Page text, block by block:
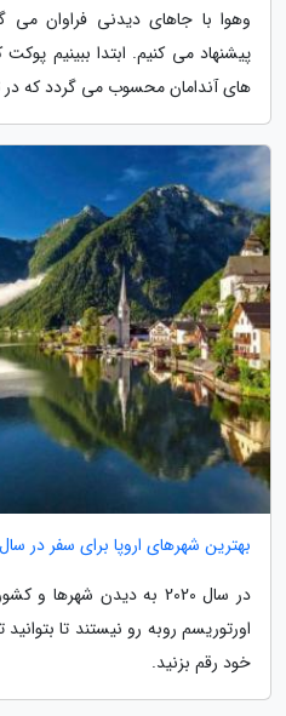
وهوا با جاهای دیدنی فراوان
پیشنهاد می کنیم. ابتدا ببینیم
های آندامان محسوب می گردد که در
بهترین شهرهای اروپا برای سفر در سال 2020 کدامند؟
در سال 2020 به دیدن
اورتوریسم روبه رو نیستند تا
خود رقم بزنید.